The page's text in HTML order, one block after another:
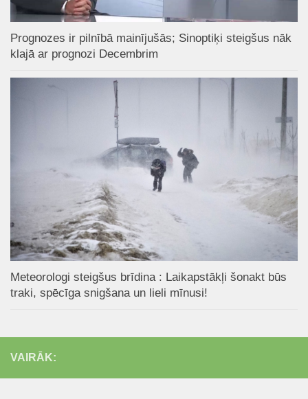
Prognozes ir pilnībā mainījušās; Sinoptiķi steigšus nāk
klajā ar prognozi Decembrim
Meteorologi steigšus brīdina : Laikapstākļi šonakt būs
traki, spēcīga snigšana un lieli mīnusi!
VAIRĀK: